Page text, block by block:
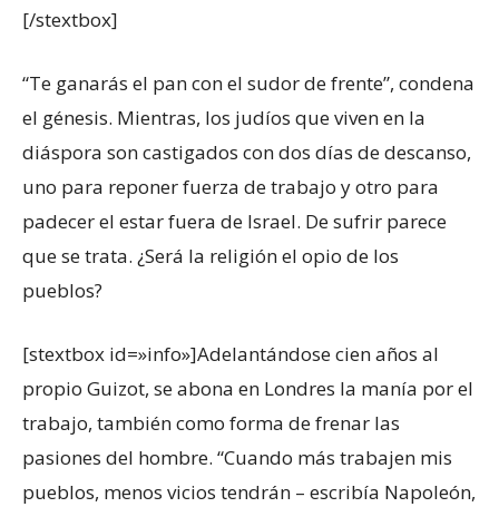
[/stextbox]
“Te ganarás el pan con el sudor de frente”, condena
el génesis. Mientras, los judíos que viven en la
diáspora son castigados con dos días de descanso,
uno para reponer fuerza de trabajo y otro para
padecer el estar fuera de Israel. De sufrir parece
que se trata. ¿Será la religión el opio de los
pueblos?
[stextbox id=»info»]Adelantándose cien años al
propio Guizot, se abona en Londres la manía por el
trabajo, también como forma de frenar las
pasiones del hombre. “Cuando más trabajen mis
pueblos, menos vicios tendrán – escribía Napoleón,